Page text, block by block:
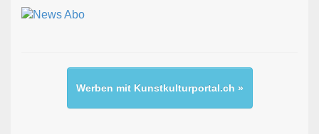
Werben mit Kunstkulturportal.ch »